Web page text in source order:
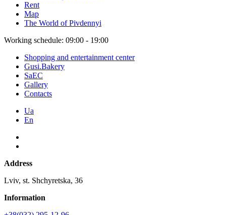
Rent
Map
The World of Pivdennyi
Working schedule: 09:00 - 19:00
Shopping and entertainment center
Gusi.Bakery
SaEC
Gallery
Contacts
Ua
En
Address
Lviv, st. Shchyretska, 36
Information